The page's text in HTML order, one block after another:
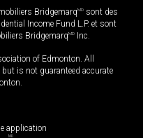
BridgemarqMD sont des
Income Fund L.P. et sont
BridgemarqMD Inc.
of Edmonton. All
but is not guaranteed accurate
application
MD